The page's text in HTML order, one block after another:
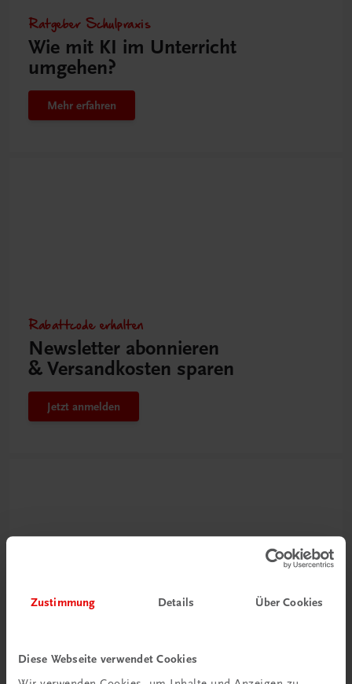
Zustimmung Details Über Cookies
Diese Webseite verwendet Cookies
Ratgeber Schulpraxis
Wie mit KI im Unterricht
umgehen?
Mehr erfahren
Rabattcode erhalten
Newsletter abonnieren
& Versandkosten sparen
Jetzt anmelden
Videos mit
Tipps & Tricks